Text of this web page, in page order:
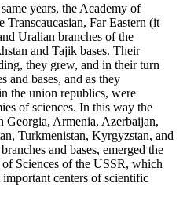
years, the Academy of
Transcaucasian, Far Eastern (it
Uralian branches of the
and Tajik bases. Their
they grew, and in their turn
and bases, and as they
the union republics, were
of sciences. In this way the
Georgia, Armenia, Azerbaijan,
Turkmenistan, Kyrgyzstan, and
and bases, emerged the
Sciences of the USSR, which
centers of scientific